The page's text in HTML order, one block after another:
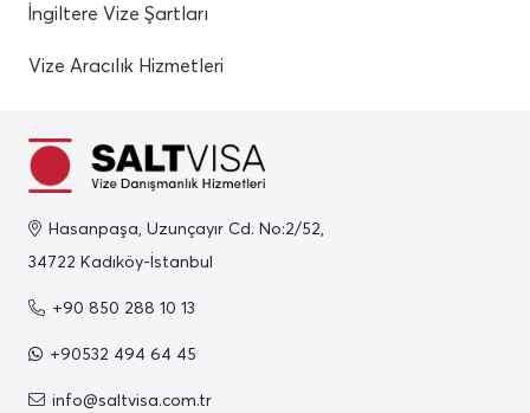
İngiltere Vize Şartları
Vize Aracılık Hizmetleri
Hasanpaşa, Uzunçayır Cd. No:2/52,
34722 Kadıköy-İstanbul
+90 850 288 10 13
+90532 494 64 45
info@saltvisa.com.tr